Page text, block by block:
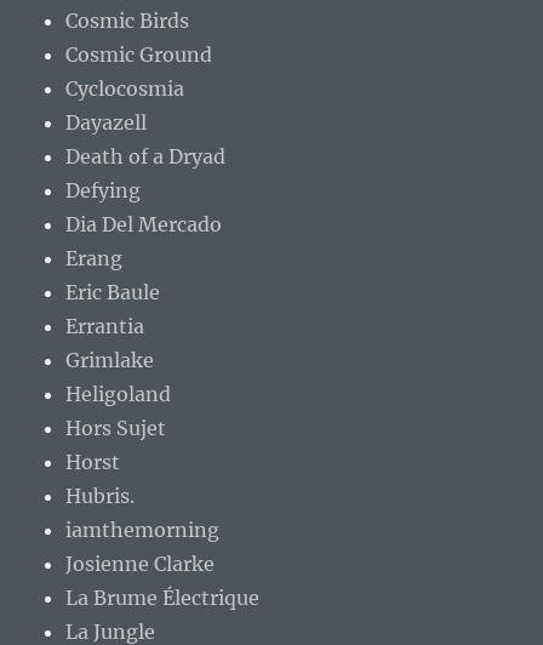
Cosmic Birds
Cosmic Ground
Cyclocosmia
Dayazell
Death of a Dryad
Defying
Dia Del Mercado
Erang
Eric Baule
Errantia
Grimlake
Heligoland
Hors Sujet
Horst
Hubris.
iamthemorning
Josienne Clarke
La Brume Électrique
La Jungle